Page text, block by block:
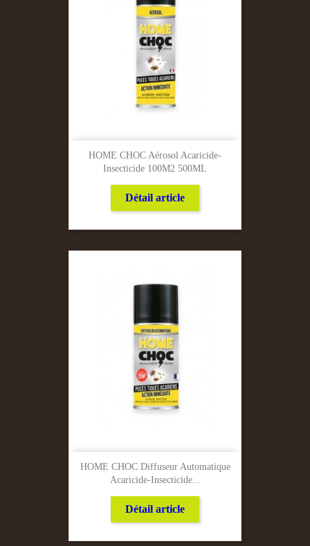
HOME CHOC Aérosol Acaricide-
Insecticide 100M2 500ML
Détail article
HOME CHOC Diffuseur Automatique
Acaricide-Insecticide...
Détail article